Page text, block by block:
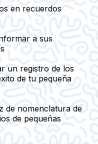
en recuerdos
a sus
un registro de los
de tu pequeña
de nomenclatura de
de pequeñas